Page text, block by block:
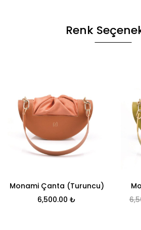
Renk
Monami Çanta (Turuncu)
6,500.00 ₺